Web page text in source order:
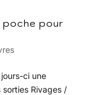
poche pour
ci une
Rivages /